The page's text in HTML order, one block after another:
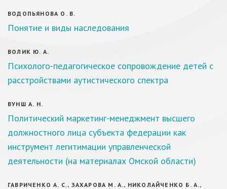
ВОДОПЬЯНОВА О. В.
Понятие и виды наследования
ВОЛИК Ю. А.
Психолого-педагогическое сопровождение детей с
расстройствами аутистического спектра
ВУНШ А. Н.
Политический маркетинг-менеджмент высшего
должностного лица субъекта федерации как
инструмент легитимации управленческой
деятельности (на материалах Омской области)
ГАВРИЧЕНКО А. С., ЗАХАРОВА М. А., НИКОЛАЙЧЕНКО Б. А.,